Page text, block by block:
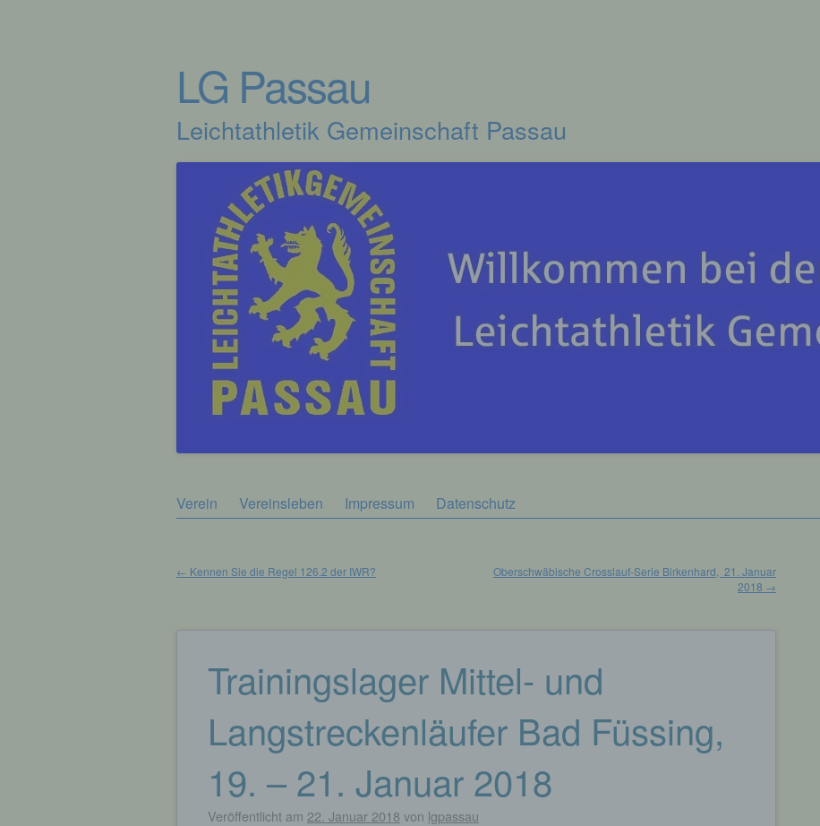
LG Passau
Leichtathletik Gemeinschaft Passau
Zum
Verein Vereinsleben Impressum Datenschutz
← Kennen Sie die Regel 126.2 der IWR?
Oberschwäbische Crosslauf-Serie Birkenhard, 21. Januar
2018 →
Trainingslager Mittel- und
Langstreckenläufer Bad Füssing,
19. – 21. Januar 2018
Veröffentlicht am 22. Januar 2018 von lgpassau